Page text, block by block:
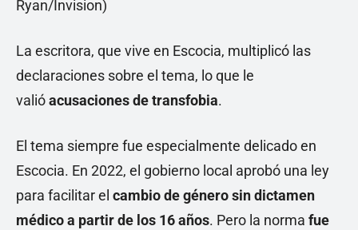
La escritora, que vive en Escocia, multiplicó las
declaraciones sobre el tema, lo que le
valióacusaciones de transfobia.
El tema siempre fue especialmente delicado en
Escocia. En 2022, el gobierno local aprobó una ley
para facilitar el cambio de género sin dictamen
médico a partir de los 16 años. Pero la norma fue